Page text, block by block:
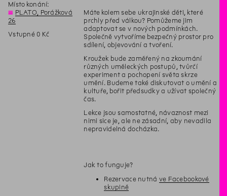
Místo konání:
◊ PLATO, Porážková
26
Vstupné 0 Kč
Máte kolem sebe ukrajinské děti, které
prchly před válkou? Pomůžeme jim
adaptovat se v nových podmínkách.
Společně vytvoříme bezpečný prostor pro
sdílení, objevování a tvoření.
Kroužek bude zaměřený na zkoumání
různých uměleckých postupů, tvůrčí
experiment a pochopení světa skrze
umění. Budeme také diskutovat o umění a
kultuře, bořit předsudky a užívat společný
čas.
Lekce jsou samostatné, návaznost mezi
nimi sice je, ale ne zásadní, aby nevadila
nepravidelná docházka.
Jak to funguje?
Rezervace nutná ve Facebookové
skupině